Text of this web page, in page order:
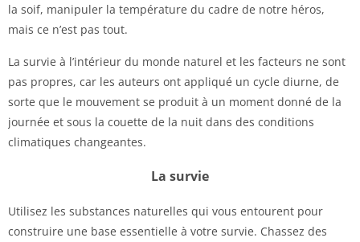
la soif, manipuler la température du cadre de notre héros,
mais ce n’est pas tout.
La survie à l’intérieur du monde naturel et les facteurs ne sont
pas propres, car les auteurs ont appliqué un cycle diurne, de
sorte que le mouvement se produit à un moment donné de la
journée et sous la couette de la nuit dans des conditions
climatiques changeantes.
La survie
Utilisez les substances naturelles qui vous entourent pour
construire une base essentielle à votre survie. Chassez des